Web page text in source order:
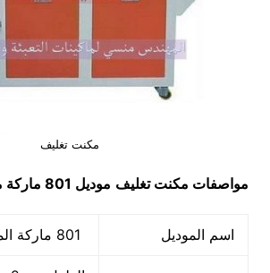
مكنت تغليف
مواصفات مكنت تغليف موديل 801 ماركة مهندس منسي
اسم الموديل